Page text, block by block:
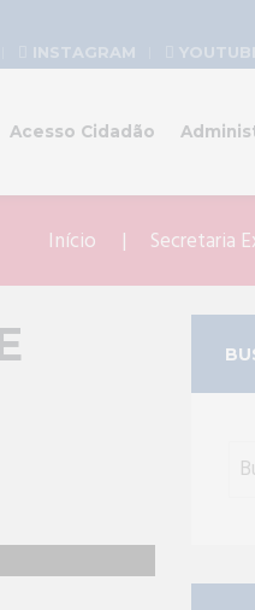
INSTAGRAM
Acesso Cidadão
Início Secretaria